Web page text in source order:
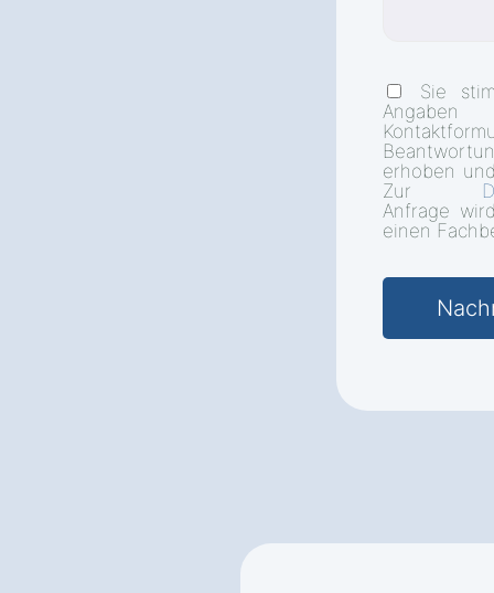
Sie
erhoben
Zur
Anfrage
einen